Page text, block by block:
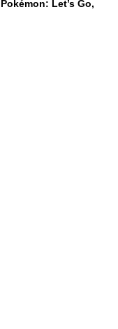
Pokémon: Let’s Go,